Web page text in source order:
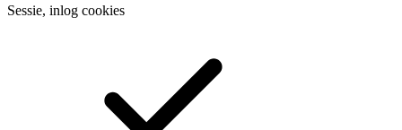
Sessie, inlog cookies